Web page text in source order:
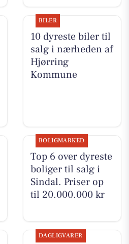
BILER
10 dyreste biler til
salg i nærheden af
Hjørring
Kommune
BOLIGMARKED
Top 6 over dyreste
boliger til salg i
Sindal. Priser op
til 20.000.000 kr
DAGLIGVARER